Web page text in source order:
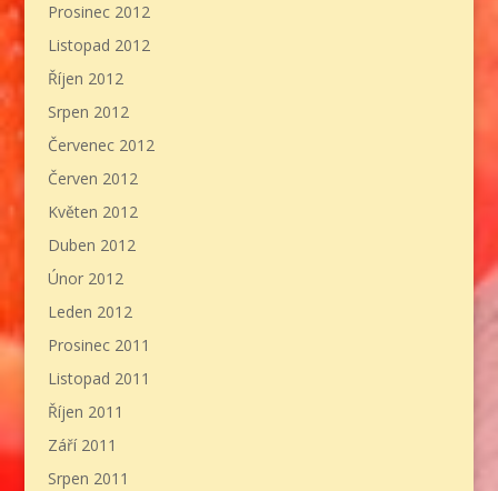
Prosinec 2012
Listopad 2012
Říjen 2012
Srpen 2012
Červenec 2012
Červen 2012
Květen 2012
Duben 2012
Únor 2012
Leden 2012
Prosinec 2011
Listopad 2011
Říjen 2011
Září 2011
Srpen 2011